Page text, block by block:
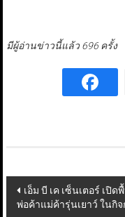
มีผู้อ่านข่าวนี้แล้ว 696 ครั้ง
Post
เอ็ม บี เค เซ็นเตอร์ เปิ
พ่อค้าแม่ค้ารุ่นเยาว์ ในกิ